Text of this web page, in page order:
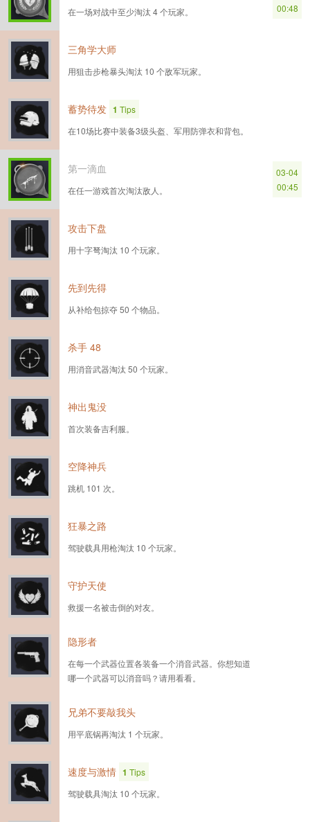
在一场对战中至少淘汰 4 个玩家。
00:48
三角学大师
用狙击步枪暴头淘汰 10 个敌军玩家。
蓄势待发 1 Tips
在10场比赛中装备3级头盔、军用防弹衣和背包。
第一滴血
在任一游戏首次淘汰敌人。
03-04
00:45
攻击下盘
用十字弩淘汰 10 个玩家。
先到先得
从补给包掠夺 50 个物品。
杀手 48
用消音武器淘汰 50 个玩家。
神出鬼没
首次装备吉利服。
空降神兵
跳机 101 次。
狂暴之路
驾驶载具用枪淘汰 10 个玩家。
守护天使
救援一名被击倒的对友。
隐形者
在每一个武器位置各装备一个消音武器。你想知道
哪一个武器可以消音吗？请用看看。
兄弟不要敲我头
用平底锅再淘汰 1 个玩家。
速度与激情 1 Tips
驾驶载具淘汰 10 个玩家。